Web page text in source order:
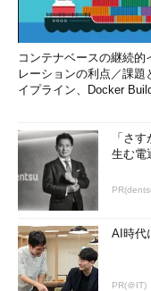
合は「Windows Update」
という名前のサービスを探
（3） このボタンをクリ
サービスが停止する。
（4） このボタンをクリ
コマンド・プロンプ
る。
net stop wuauserv
net stop bits
コンテナベースの継続的
レーションの利点／課題
イプライン、Docker
「さ
生む電
AI時代
PR(＠IT)